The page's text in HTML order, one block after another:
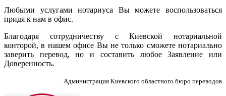
Любыми услугами нотариуса Вы можете воспользоваться
придя к нам в офис.
Благодаря сотрудничеству с Киевской нотариальной
конторой, в нашем офисе Вы не только сможете нотариально
заверить перевод, но и составить любое Заявление или
Доверенность.
Администрация Киевского областного бюро переводов